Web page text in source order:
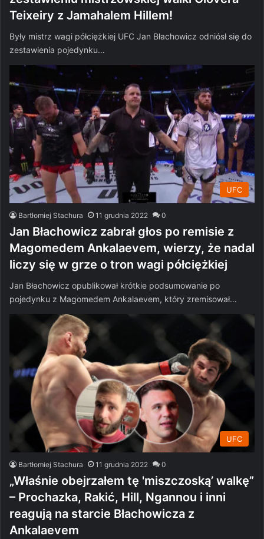
Teixeiry z Jamahalem Hillem!
Były mistrz wagi półciężkiej UFC Jan Błachowicz odniósł się do
zestawienia pojedynku…
UFC
Bartłomiej Stachura 11 grudnia 2022 0
Jan Błachowicz zabrał głos po remisie z
Magomedem Ankalaevem, wierzy, że nadal
liczy się w grze o tron wagi półciężkiej
Jan Błachowicz opublikował krótkie podsumowanie po
pojedynku z Magomedem Ankalaevem, który zremisował…
UFC
Bartłomiej Stachura 11 grudnia 2022 0
„Właśnie obejrzałem tę 'miszczoską’ walkę”
– Prochazka, Rakić, Hill, Ngannou i inni
reagują na starcie Błachowicza z
Ankalaevem